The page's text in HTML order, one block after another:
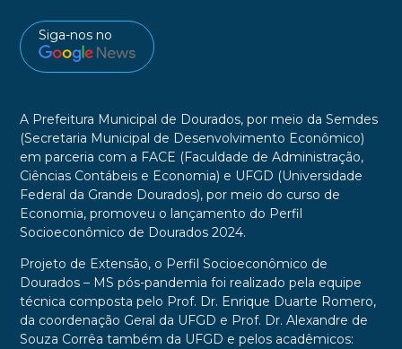
Siga-nos no
A Prefeitura Municipal de Dourados, por meio da Semdes
(Secretaria Municipal de Desenvolvimento Econômico)
em parceria com a FACE (Faculdade de Administração,
Ciências Contábeis e Economia) e UFGD (Universidade
Federal da Grande Dourados), por meio do curso de
Economia, promoveu o lançamento do Perfil
Socioeconômico de Dourados 2024.
Projeto de Extensão, o Perfil Socioeconômico de
Dourados – MS pós-pandemia foi realizado pela equipe
técnica composta pelo Prof. Dr. Enrique Duarte Romero,
da coordenação Geral da UFGD e Prof. Dr. Alexandre de
Souza Corrêa também da UFGD e pelos acadêmicos: